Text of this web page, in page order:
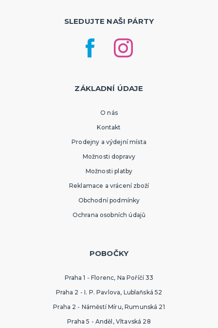
SLEDUJTE NAŠI PÁRTY
ZÁKLADNÍ ÚDAJE
O nás
Kontakt
Prodejny a výdejní místa
Možnosti dopravy
Možnosti platby
Reklamace a vrácení zboží
Obchodní podmínky
Ochrana osobních údajů
POBOČKY
Praha 1 - Florenc, Na Poříčí 33
Praha 2 - I. P. Pavlova, Lublaňská 52
Praha 2 - Náměstí Míru, Rumunská 21
Praha 5 - Anděl, Vltavská 28